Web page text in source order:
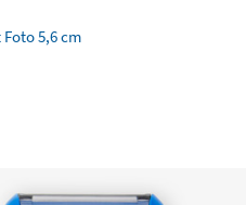
5,6 cm